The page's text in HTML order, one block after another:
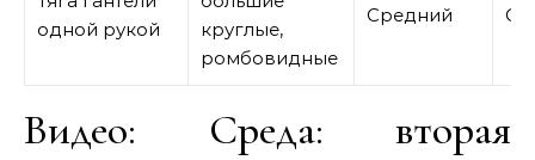
одной рукой
круглые,
ромбовидные
Средний
Видео: Среда: вторая